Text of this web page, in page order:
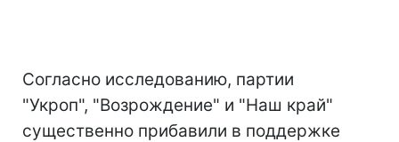
Согласно исследованию, партии
"Укроп", "Возрождение" и "Наш край"
существенно прибавили в поддержке